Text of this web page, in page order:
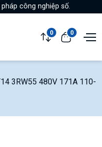
công nghiệp số.
0 0
3RW55 480V 171A 110-